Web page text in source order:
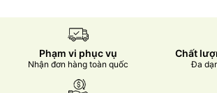
Phạm vi phục vụ
Nhận đơn hàng toàn quốc
Chất
Đa